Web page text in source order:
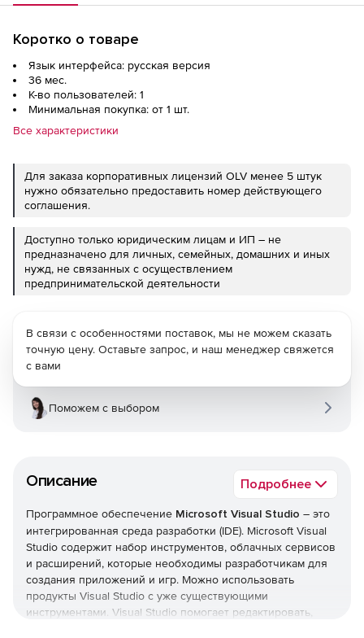
Коротко о товаре
Язык интерфейса: русская версия
36 мес.
К-во пользователей: 1
Минимальная покупка: от 1 шт.
Все характеристики
Для заказа корпоративных лицензий OLV менее 5 штук
нужно обязательно предоставить номер действующего
соглашения.
Доступно только юридическим лицам и ИП – не
предназначено для личных, семейных, домашних и иных
нужд, не связанных с осуществлением
предпринимательской деятельности
Описание Подробнее
Программное обеспечение Microsoft Visual Studio – это
интегрированная среда разработки (IDE). Microsoft Visual
Studio содержит набор инструментов, облачных сервисов
и расширений, которые необходимы разработчикам для
создания приложений и игр. Можно использовать
продукты Visual Studio с уже существующими
инструментами. Visual Studio помогает редактировать,
В связи с особенностями поставок, мы не можем сказать
точную цену. Оставьте запрос, и наш менеджер свяжется
с вами
Поможем с выбором